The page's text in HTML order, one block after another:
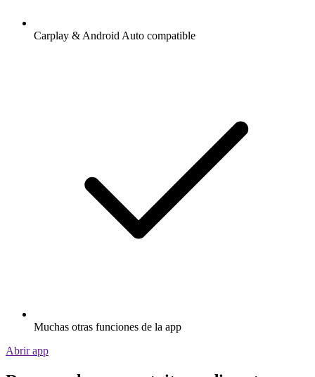
Carplay & Android Auto compatible
Muchas otras funciones de la app
Abrir app